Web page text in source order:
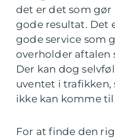
det er det som gør
gode resultat. Det
gode service som
overholder aftalen
Der kan dog
uventet i
ikke kan komme
For at finde den